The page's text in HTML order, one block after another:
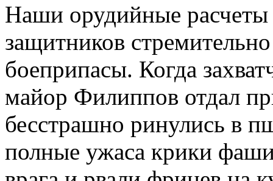
Наши орудийные
защитников
боеприпасы. Когда
майор Филиппов отдал
бесстрашно ринулись в
полные ужаса крики